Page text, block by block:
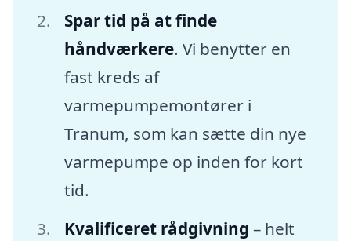
Spar tid på at finde
håndværkere. Vi benytter en
fast kreds af
varmepumpemontører i
Tranum, som kan sætte din nye
varmepumpe op inden for kort
tid.
Kvalificeret rådgivning – helt